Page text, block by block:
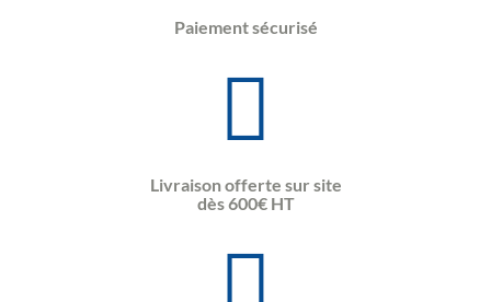
Paiement sécurisé
Livraison offerte sur site
dès 600€ HT